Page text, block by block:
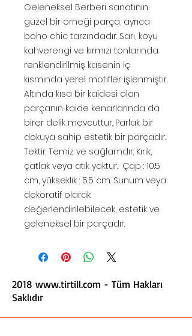
Geleneksel Berberi sanatının
güzel bir örneği parça, ayrıca
boho chic tarzındadır. Sarı, koyu
kahverengi ve kırmızı tonlarında
renklendirilmiş kasenin iç
kısmında yerel motifler işlenmiştir.
Altında kısa bir kaidesi olan
parçanın kaide kenarlarında da
birer delik mevcuttur. Parlak bir
dokuya sahip estetik bir parçadır.
Tektir. Temiz ve sağlamdır. Kırık,
çatlak veya atık yoktur. Çap : 10.5
cm, yükseklik : 5.5 cm. Sunum veya
dekoratif olarak
değerlendirilebilecek, estetik ve
geleneksel bir parçadır.
2018 www.tirtill.com - Tüm Hakları
Saklıdır